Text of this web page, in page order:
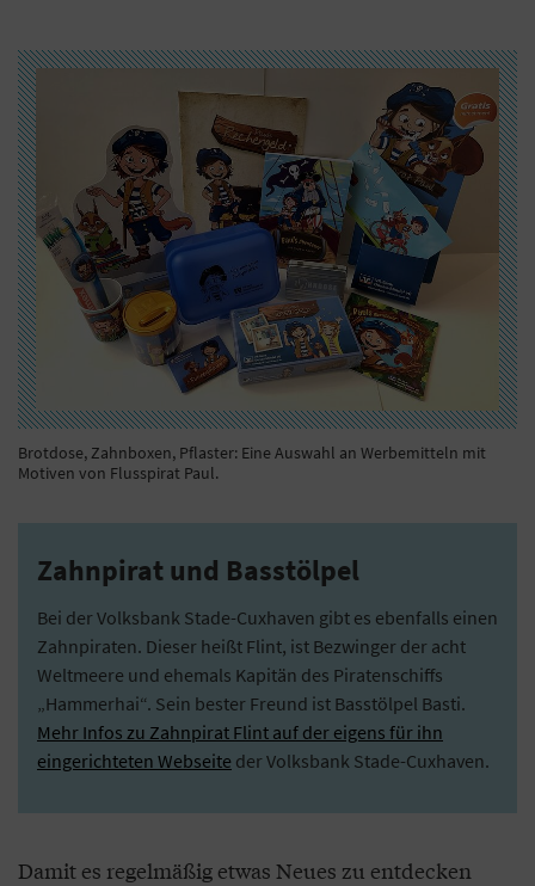
Brotdose, Zahnboxen, Pflaster: Eine Auswahl an Werbemitteln mit
Motiven von Flusspirat Paul.
Zahnpirat und Basstölpel
Bei der Volksbank Stade-Cuxhaven gibt es ebenfalls einen
Zahnpiraten. Dieser heißt Flint, ist Bezwinger der acht
Weltmeere und ehemals Kapitän des Piratenschiffs
„Hammerhai“. Sein bester Freund ist Basstölpel Basti.
Mehr Infos zu Zahnpirat Flint auf der eigens für ihn
eingerichteten Webseite der Volksbank Stade-Cuxhaven.
Damit es regelmäßig etwas Neues zu entdecken